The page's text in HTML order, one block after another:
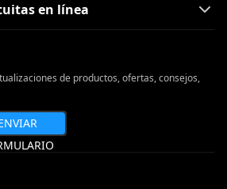
en línea
de productos, ofertas, consejos,